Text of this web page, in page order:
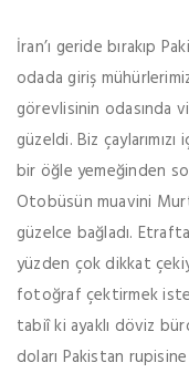
İran’ı geride bırakıp
odada giriş
görevlisinin odasında
güzeldi. Biz
bir öğle yemeğinden
Otobüsün muavini
güzelce bağladı.
yüzden çok dikkat
fotoğraf çektirmek
tabiî ki ayaklı döviz
doları Pakistan rupisine